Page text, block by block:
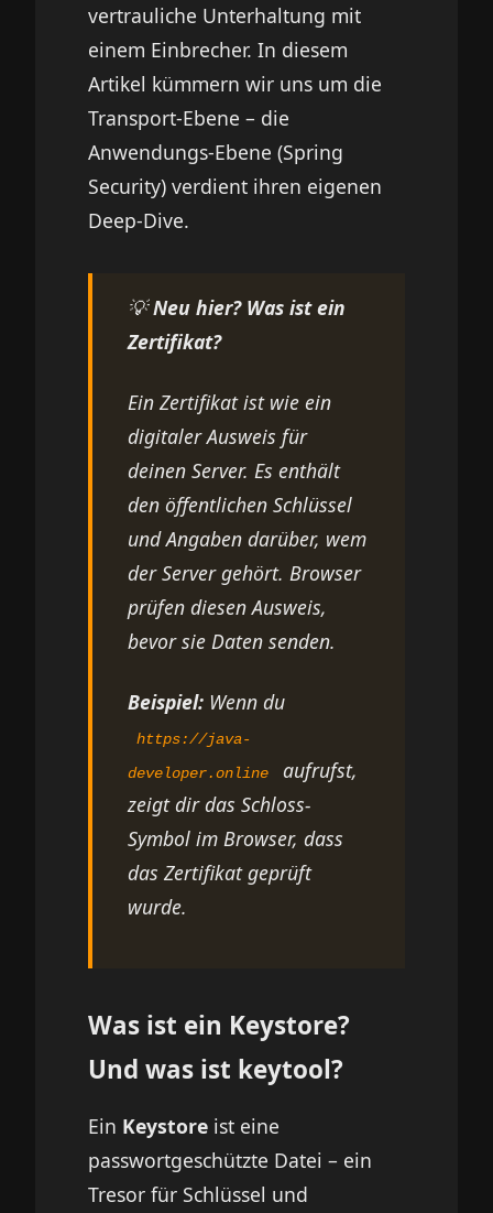
vertrauliche Unterhaltung mit
einem Einbrecher. In diesem
Artikel kümmern wir uns um die
Transport-Ebene – die
Anwendungs-Ebene (Spring
Security) verdient ihren eigenen
Deep-Dive.
💡Neu hier? Was ist ein
Zertifikat?
Ein Zertifikat ist wie ein
digitaler Ausweis für
deinen Server. Es enthält
den öffentlichen Schlüssel
und Angaben darüber, wem
der Server gehört. Browser
prüfen diesen Ausweis,
bevor sie Daten senden.
Beispiel: Wenn du
https://java-
developer.online
aufrufst,
zeigt dir das Schloss-
Symbol im Browser, dass
das Zertifikat geprüft
wurde.
Was ist ein Keystore?
Und was ist keytool?
Ein Keystore ist eine
passwortgeschützte Datei – ein
Tresor für Schlüssel und